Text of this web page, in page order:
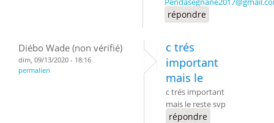
répondre
Diébo Wade (non vérifié)
dim, 09/13/2020 - 18:16
permalien
c trés
important
mais le
c trés important
mais le reste svp
répondre